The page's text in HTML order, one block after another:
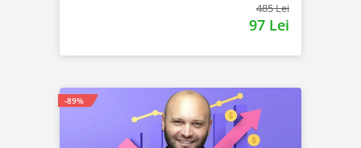
485 Lei
97 Lei
-89%